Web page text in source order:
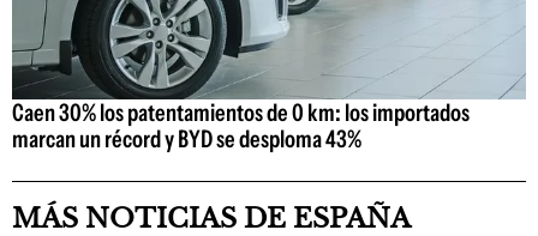
Caen 30% los patentamientos de 0 km: los importados
marcan un récord y BYD se desploma 43%
MÁS NOTICIAS DE ESPAÑA